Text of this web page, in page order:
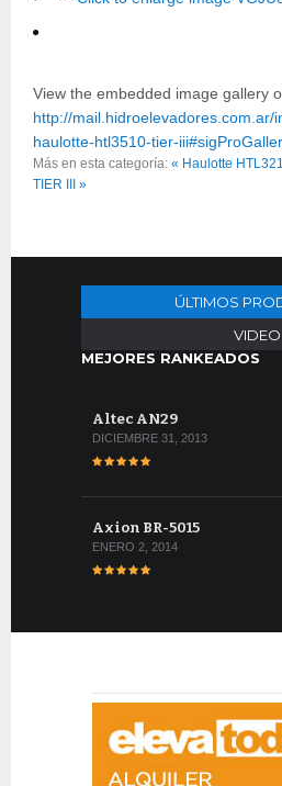
View the embedded image gallery
http://mail.hidroelevadores.com.ar/
haulotte-htl3510-tier-
Más en esta categoría: « Haulotte
TIER III »
ÚLTIMOS
VIDEO
MEJORES RANKEADOS
Altec AN29
DICIEMBRE 31, 2013
Axion BR-5015
ENERO 2, 2014